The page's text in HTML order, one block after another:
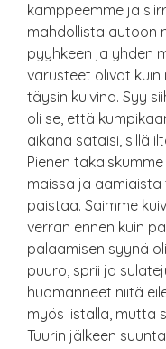
kamppeemme ja
mahdollista autoon
pyyhkeen ja yhden
varusteet olivat kuin
täysin kuivina. Syy
oli se, että
aikana sataisi, sillä
Pienen
maissa ja aamiaista
paistaa. Saimme
verran ennen kuin
palaamisen syynä
puuro, sprii ja
huomanneet niitä
myös listalla, mutta
Tuurin jälkeen